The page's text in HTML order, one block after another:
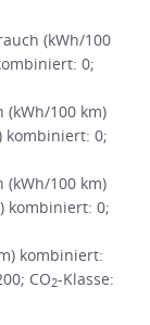
(kWh/100
0;
(kWh/100 km)
kombiniert: 0;
(kWh/100 km)
kombiniert: 0;
kombiniert:
CO2-Klasse: